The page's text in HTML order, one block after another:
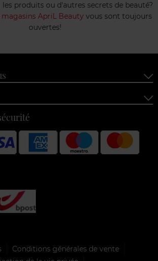
les produits ou d'autres secrets de beauté?
magasins ApriL Beauty vous sont toujours
ouvertes!
Conditions générales de vente